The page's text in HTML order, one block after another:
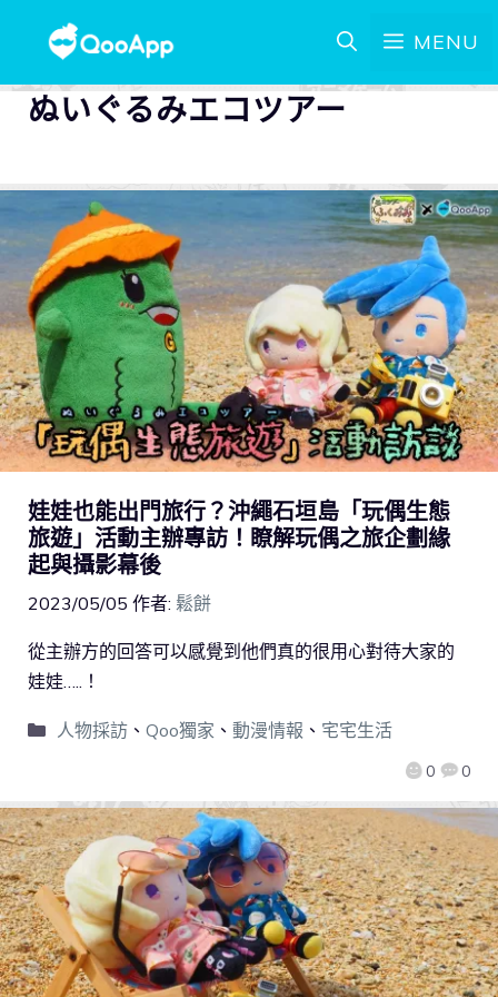
MENU
ぬいぐるみエコツアー
娃娃也能出門旅行？沖繩石垣島「玩偶生態
旅遊」活動主辦專訪！瞭解玩偶之旅企劃緣
起與攝影幕後
2023/05/05 作者: 鬆餅
0 0
從主辦方的回答可以感覺到他們真的很用心對待大家的
娃娃…..！
人物採訪、 Qoo獨家 、 動漫情報 、 宅宅生活